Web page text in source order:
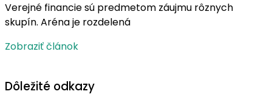
Verejné financie sú predmetom záujmu rôznych
skupín. Aréna je rozdelená
Zobraziť článok
Dôležité odkazy